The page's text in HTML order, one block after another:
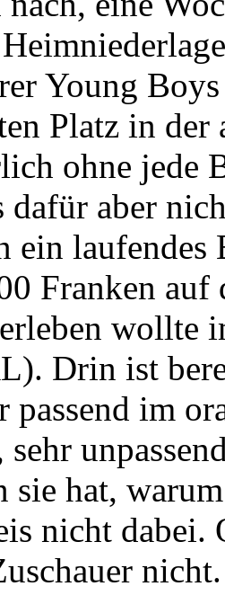
Young
Platz in
ohne jede
dafür aber
ein laufendes
Franken auf
wollte
Drin ist
passend im
sie hat,
nicht dabei.
nicht.